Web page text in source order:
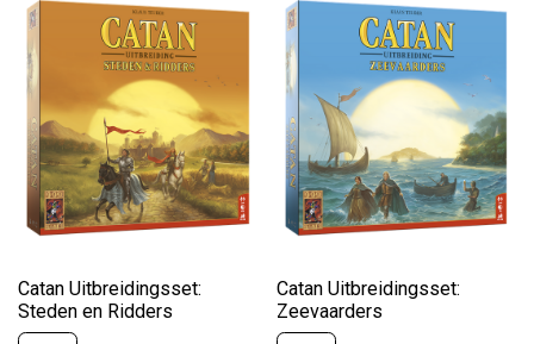
Catan Uitbreidingsset:
Steden en Ridders
Catan Uitbreidingsset:
Zeevaarders